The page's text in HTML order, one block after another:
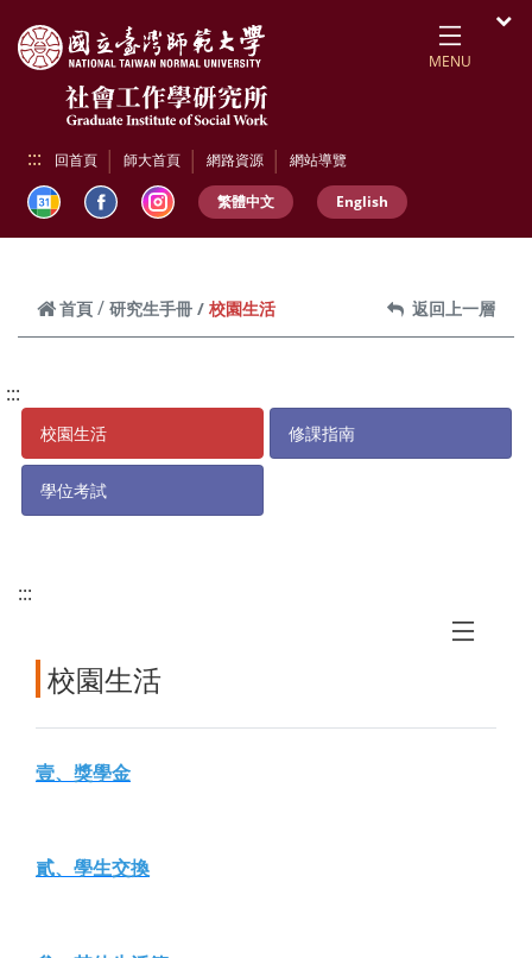
MENU
::: 回首頁 師大首頁 網路資源 網站導覽
繁體中文 English
首頁 研究生手冊 校園生活 返回上一層
:::
校園生活 修課指南
學位考試
:::
校園生活
壹、獎學金
貳、學生交換